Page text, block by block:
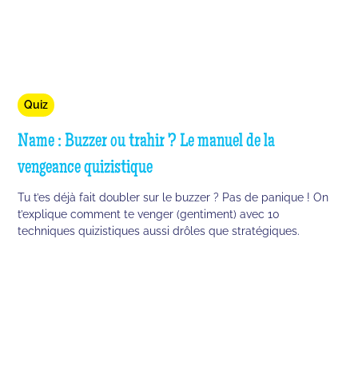
Quiz
Name : Buzzer ou trahir ? Le manuel de la
vengeance quizistique
Tu t’es déjà fait doubler sur le buzzer ? Pas de panique ! On
t’explique comment te venger (gentiment) avec 10
techniques quizistiques aussi drôles que stratégiques.